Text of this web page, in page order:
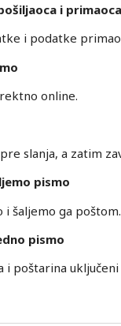
i primaoca
i podatke
online.
slanja, a zatim
pismo
šaljemo ga poštom.
pismo
i poštarina